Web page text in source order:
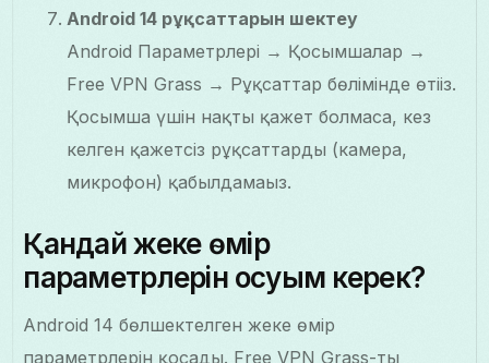
Android 14 рұқсаттарын шектеу
Android Параметрлері → Қосымшалар →
Free VPN Grass → Рұқсаттар бөлімінде өтіңіз.
Қосымша үшін нақты қажет болмаса, кез
келген қажетсіз рұқсаттарды (камера,
микрофон) қабылдамаңыз.
Қандай жеке өмір
параметрлерін қосуым керек?
Android 14 бөлшектелген жеке өмір
параметрлерін қосады. Free VPN Grass-ты